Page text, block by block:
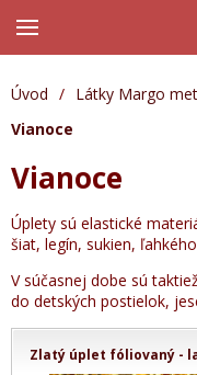
Úvod / Látky Margo
Vianoce
Vianoce
Úplety sú elastické
šiat, legín, sukien,
V súčasnej dobe sú
do detských postielok,
Zlatý úplet fóliovaný -